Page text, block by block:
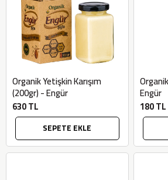
Organik Yetişkin Karışım
(200gr) - Engür
630 TL
SEPETE EKLE
Engür
180 TL